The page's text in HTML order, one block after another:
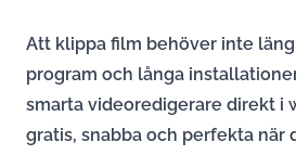
Att klippa film behöver inte
program och långa
smarta videoredigerare direkt i
gratis, snabba och perfekta när